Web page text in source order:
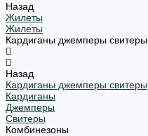
Назад
Жилеты
Жилеты
Кардиганы джемперы свитеры
Назад
Кардиганы джемперы свитеры
Кардиганы
Джемперы
Свитеры
Комбинезоны